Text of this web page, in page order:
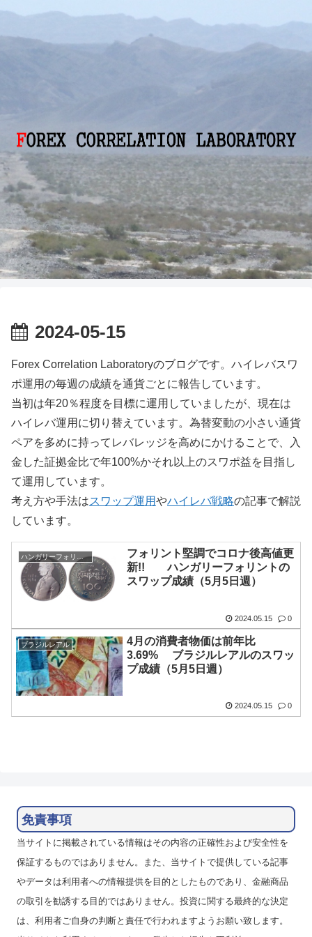
2024-05-15
Forex Correlation Laboratoryのブログです。ハイレバスワ
ポ運用の毎週の成績を通貨ごとに報告しています。
当初は年20％程度を目標に運用していましたが、現在は
ハイレバ運用に切り替えています。為替変動の小さい通貨
ペアを多めに持ってレバレッジを高めにかけることで、入
金した証拠金比で年100%かそれ以上のスワポ益を目指し
て運用しています。
考え方や手法はスワップ運用やハイレバ戦略の記事で解説
しています。
ハンガリーフォリント
フォリント堅調でコロナ後高値更
新!! ハンガリーフォリントの
スワップ成績（5月5日週）
2024.05.15 0
ブラジルレアル
4月の消費者物価は前年比
3.69% ブラジルレアルのスワッ
プ成績（5月5日週）
2024.05.15 0
免責事項
当サイトに掲載されている情報はその内容の正確性および安全性を
保証するものではありません。また、当サイトで提供している記事
やデータは利用者への情報提供を目的としたものであり、金融商品
の取引を勧誘する目的ではありません。投資に関する最終的な決定
は、利用者ご自身の判断と責任で行われますようお願い致します。